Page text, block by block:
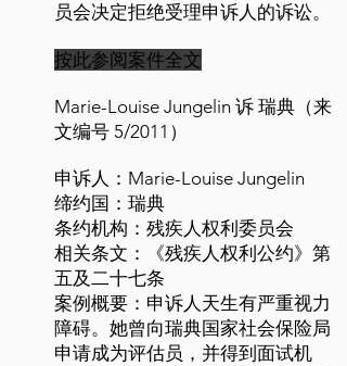
员会决定拒绝受理申诉人的诉讼。
按此参阅案件全文
Marie-Louise Jungelin 诉 瑞典（来
文编号 5/2011）
申诉人：Marie-Louise Jungelin
缔约国：瑞典
条约机构：残疾人权利委员会
相关条文：《残疾人权利公约》第
五及二十七条
案例概要：申诉人天生有严重视力
障碍。她曾向瑞典国家社会保险局
申请成为评估员，并得到面试机